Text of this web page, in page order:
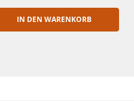
IN DEN WARENKORB